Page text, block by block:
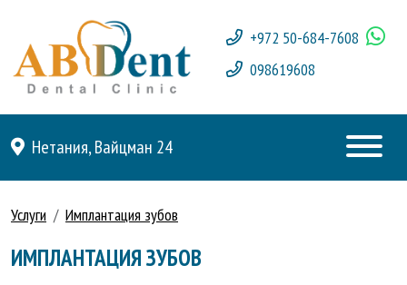
+972 50-684-7608
098619608
Нетания, Вайцман 24
Услуги Имплантация зубов
ИМПЛАНТАЦИЯ ЗУБОВ